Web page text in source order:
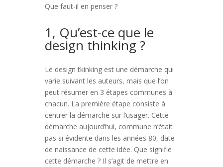
Que faut-il en penser ?
1, Qu’est-ce que le
design thinking ?
Le design tkinking est une démarche qui
varie suivant les auteurs, mais que l’on
peut résumer en 3 étapes communes à
chacun. La première étape consiste à
centrer la démarche sur l’usager. Cette
démarche aujourd’hui, commune n’était
pas si évidente dans les années 80, date
de naissance de cette idée. Que signifie
cette démarche ? Il s’agit de mettre en